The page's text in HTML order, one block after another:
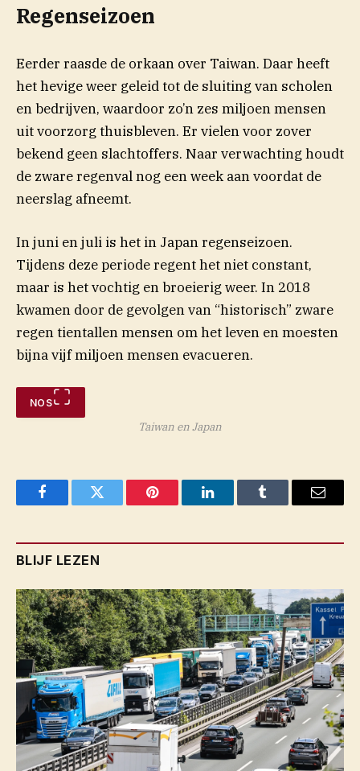
Regenseizoen
Eerder raasde de orkaan over Taiwan. Daar heeft
het hevige weer geleid tot de sluiting van scholen
en bedrijven, waardoor zo’n zes miljoen mensen
uit voorzorg thuisbleven. Er vielen voor zover
bekend geen slachtoffers. Naar verwachting houdt
de zware regenval nog een week aan voordat de
neerslag afneemt.
In juni en juli is het in Japan regenseizoen.
Tijdens deze periode regent het niet constant,
maar is het vochtig en broeierig weer. In 2018
kwamen door de gevolgen van “historisch” zware
regen tientallen mensen om het leven en moesten
bijna vijf miljoen mensen evacueren.
NOS
Taiwan en Japan
FacebookTwitter Pinterest LinkedInTumblr Email
BLIJF LEZEN